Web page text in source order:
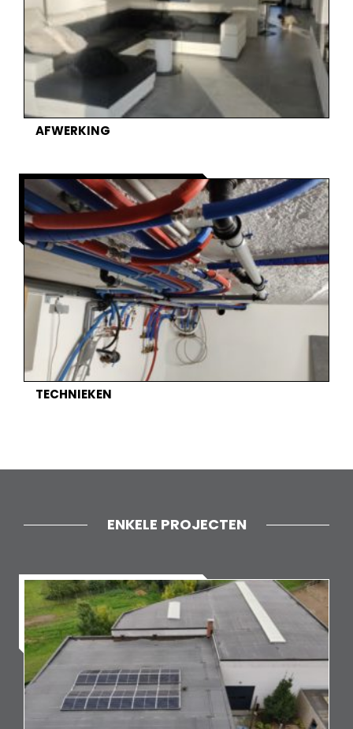
AFWERKING
TECHNIEKEN
ENKELE PROJECTEN